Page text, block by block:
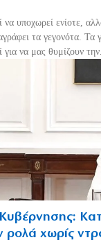
υποχωρεί ενίοτε,
τα γεγονότα. Τα
για να μας θυμίζουν
ρολά χωρίς